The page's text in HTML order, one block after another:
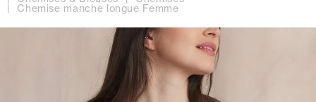
Chemise manche longue Femme